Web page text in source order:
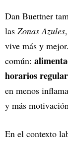
Dan Buettner
las Zonas Azules
vive más y
común:
horarios
en menos
y más
En el contexto